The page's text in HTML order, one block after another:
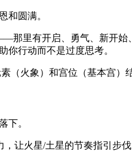
和圆满。
那里有开启、勇气、新开始
你行动而不是过度思考。
（火象）和宫位（基本宫
下。
，让火星/土星的节奏指引步